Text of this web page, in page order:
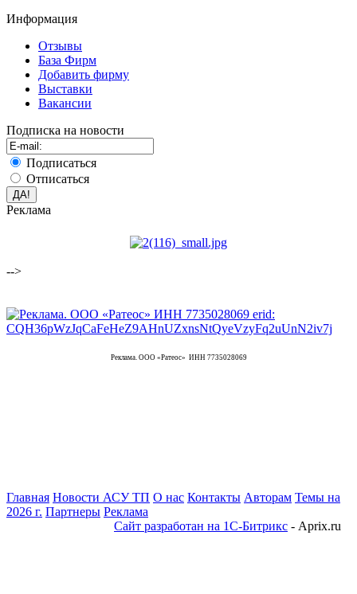
Информация
Отзывы
База Фирм
Добавить фирму
Выставки
Вакансии
Подписка на новости
Подписаться
Отписаться
Реклама
-->
Реклама. ООО «Ратеос» ИНН 7735028069
Главная Новости АСУ ТП О нас Контакты Авторам Темы на
2026 г. Партнеры Реклама
Сайт разработан на 1С-Битрикс - Aprix.ru